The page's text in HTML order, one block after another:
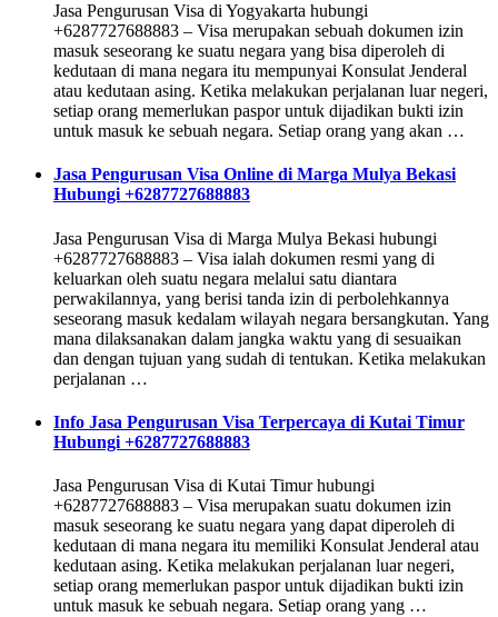
Jasa Pengurusan Visa di Yogyakarta hubungi
+6287727688883 – Visa merupakan sebuah dokumen izin
masuk seseorang ke suatu negara yang bisa diperoleh di
kedutaan di mana negara itu mempunyai Konsulat Jenderal
atau kedutaan asing. Ketika melakukan perjalanan luar negeri,
setiap orang memerlukan paspor untuk dijadikan bukti izin
untuk masuk ke sebuah negara. Setiap orang yang akan …
Jasa Pengurusan Visa Online di Marga Mulya Bekasi
Hubungi +6287727688883
Jasa Pengurusan Visa di Marga Mulya Bekasi hubungi
+6287727688883 – Visa ialah dokumen resmi yang di
keluarkan oleh suatu negara melalui satu diantara
perwakilannya, yang berisi tanda izin di perbolehkannya
seseorang masuk kedalam wilayah negara bersangkutan. Yang
mana dilaksanakan dalam jangka waktu yang di sesuaikan
dan dengan tujuan yang sudah di tentukan. Ketika melakukan
perjalanan …
Info Jasa Pengurusan Visa Terpercaya di Kutai Timur
Hubungi +6287727688883
Jasa Pengurusan Visa di Kutai Timur hubungi
+6287727688883 – Visa merupakan suatu dokumen izin
masuk seseorang ke suatu negara yang dapat diperoleh di
kedutaan di mana negara itu memiliki Konsulat Jenderal atau
kedutaan asing. Ketika melakukan perjalanan luar negeri,
setiap orang memerlukan paspor untuk dijadikan bukti izin
untuk masuk ke sebuah negara. Setiap orang yang …